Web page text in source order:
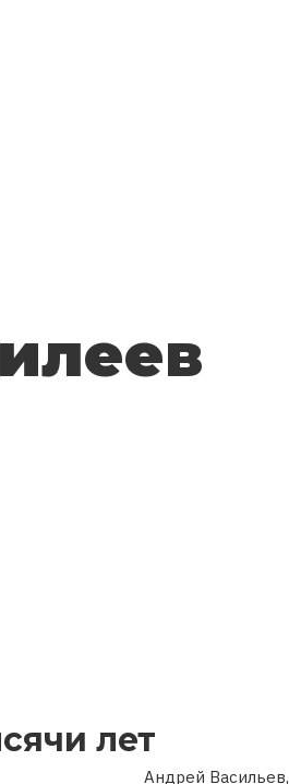
лет
Андрей Васильев,